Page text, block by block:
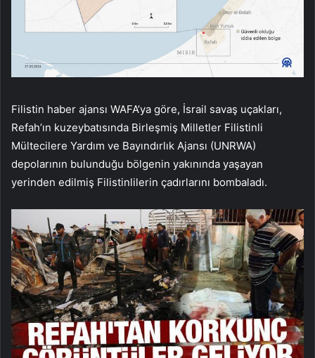
Filistin haber ajansı WAFA’ya göre, İsrail savaş uçakları,
Refah’ın kuzeybatısında Birleşmiş Milletler Filistinli
Mültecilere Yardım ve Bayındırlık Ajansı (UNRWA)
depolarının bulunduğu bölgenin yakınında yaşayan
yerinden edilmiş Filistinlilerin çadırlarını bombaladı.